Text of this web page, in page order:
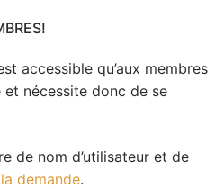
accessible qu’aux membres
et nécessite donc de se
de nom d’utilisateur et de
demande.